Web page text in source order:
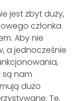
jest zbyt duży,
członka
Aby nie
a jednocześnie
są nam
dużo
Te,